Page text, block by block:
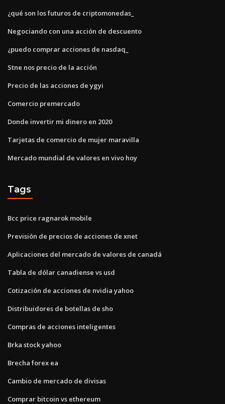
¿qué son los futuros de criptomonedas_
Negociando con una acción de descuento
¿puedo comprar acciones de nasdaq_
Stne nos precio de la acción
Precio de las acciones de ygyi
Comercio premercado
Donde invertir mi dinero en 2020
Tarjetas de comercio de mujer maravilla
Mercado mundial de valores en vivo hoy
Tags
Bcc price ragnarok mobile
Previsión de precios de acciones de xnet
Aplicaciones del mercado de valores de canadá
Tabla de dólar canadiense vs usd
Cotización de acciones de nvidia yahoo
Distribuidores de botellas de sho
Compras de acciones inteligentes
Brka stock yahoo
Brecha forex ea
Cambio de mercado de divisas
Comprar bitcoin vs ethereum